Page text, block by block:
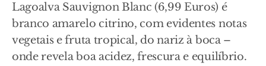
Lagoalva Sauvignon Blanc (6,99 Euros) é
branco amarelo citrino, com evidentes notas
vegetais e fruta tropical, do nariz à boca –
onde revela boa acidez, frescura e equilíbrio.